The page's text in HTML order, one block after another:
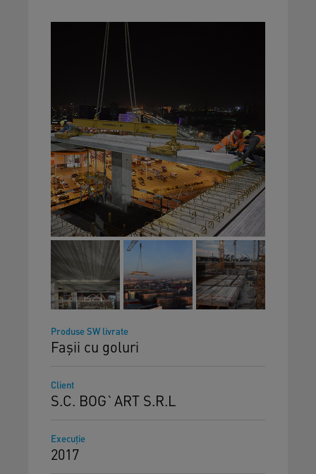
Produse SW livrate
Fașii cu goluri
Client
S.C. BOG`ART S.R.L
Execuţie
2017